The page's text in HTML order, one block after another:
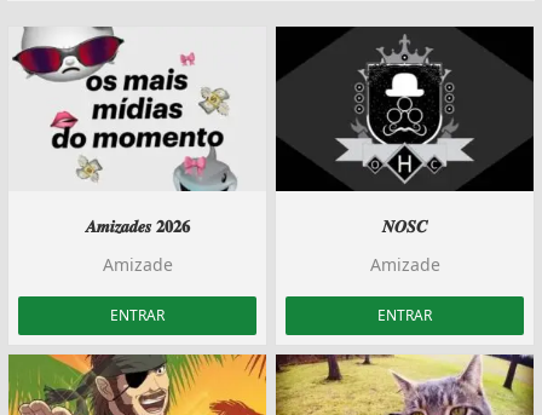
𝑨𝒎𝒊𝒛𝒂𝒅𝒆𝒔 𝟐𝟎𝟐𝟔
Amizade
ENTRAR
𝑵𝑶𝑺𝑪
Amizade
ENTRAR